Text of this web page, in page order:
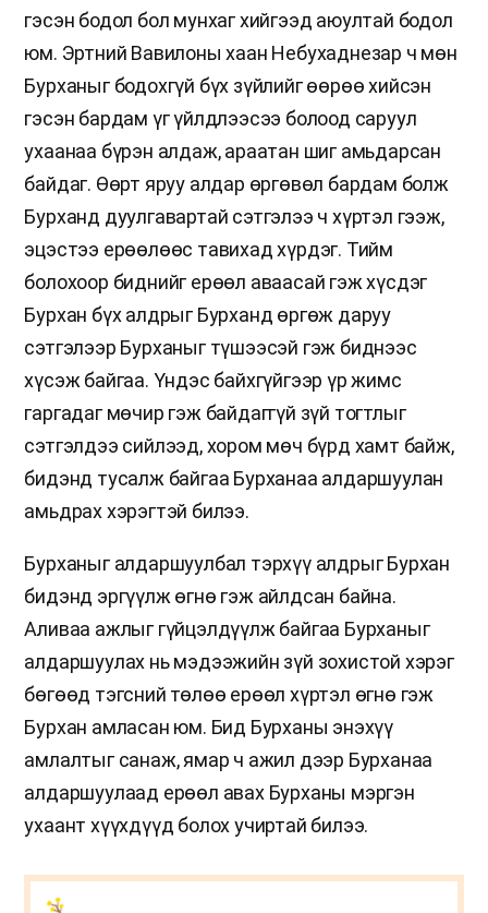
гэсэн бодол бол мунхаг хийгээд аюултай бодол
юм. Эртний Вавилоны хаан Небухаднезар ч мөн
Бурханыг бодохгүй бүх зүйлийг өөрөө хийсэн
гэсэн бардам үг үйлдлээсээ болоод саруул
ухаанаа бүрэн алдаж, араатан шиг амьдарсан
байдаг. Өөрт яруу алдар өргөвөл бардам болж
Бурханд дуулгавартай сэтгэлээ ч хүртэл гээж,
эцэстээ ерөөлөөс тавихад хүрдэг. Тийм
болохоор биднийг ерөөл аваасай гэж хүсдэг
Бурхан бүх алдрыг Бурханд өргөж даруу
сэтгэлээр Бурханыг түшээсэй гэж биднээс
хүсэж байгаа. Үндэс байхгүйгээр үр жимс
гаргадаг мөчир гэж байдаггүй зүй тогтлыг
сэтгэлдээ сийлээд, хором мөч бүрд хамт байж,
бидэнд тусалж байгаа Бурханаа алдаршуулан
амьдрах хэрэгтэй билээ.
Бурханыг алдаршуулбал тэрхүү алдрыг Бурхан
бидэнд эргүүлж өгнө гэж айлдсан байна.
Аливаа ажлыг гүйцэлдүүлж байгаа Бурханыг
алдаршуулах нь мэдээжийн зүй зохистой хэрэг
бөгөөд тэгсний төлөө ерөөл хүртэл өгнө гэж
Бурхан амласан юм. Бид Бурханы энэхүү
амлалтыг санаж, ямар ч ажил дээр Бурханаа
алдаршуулаад ерөөл авах Бурханы мэргэн
ухаант хүүхдүүд болох учиртай билээ.